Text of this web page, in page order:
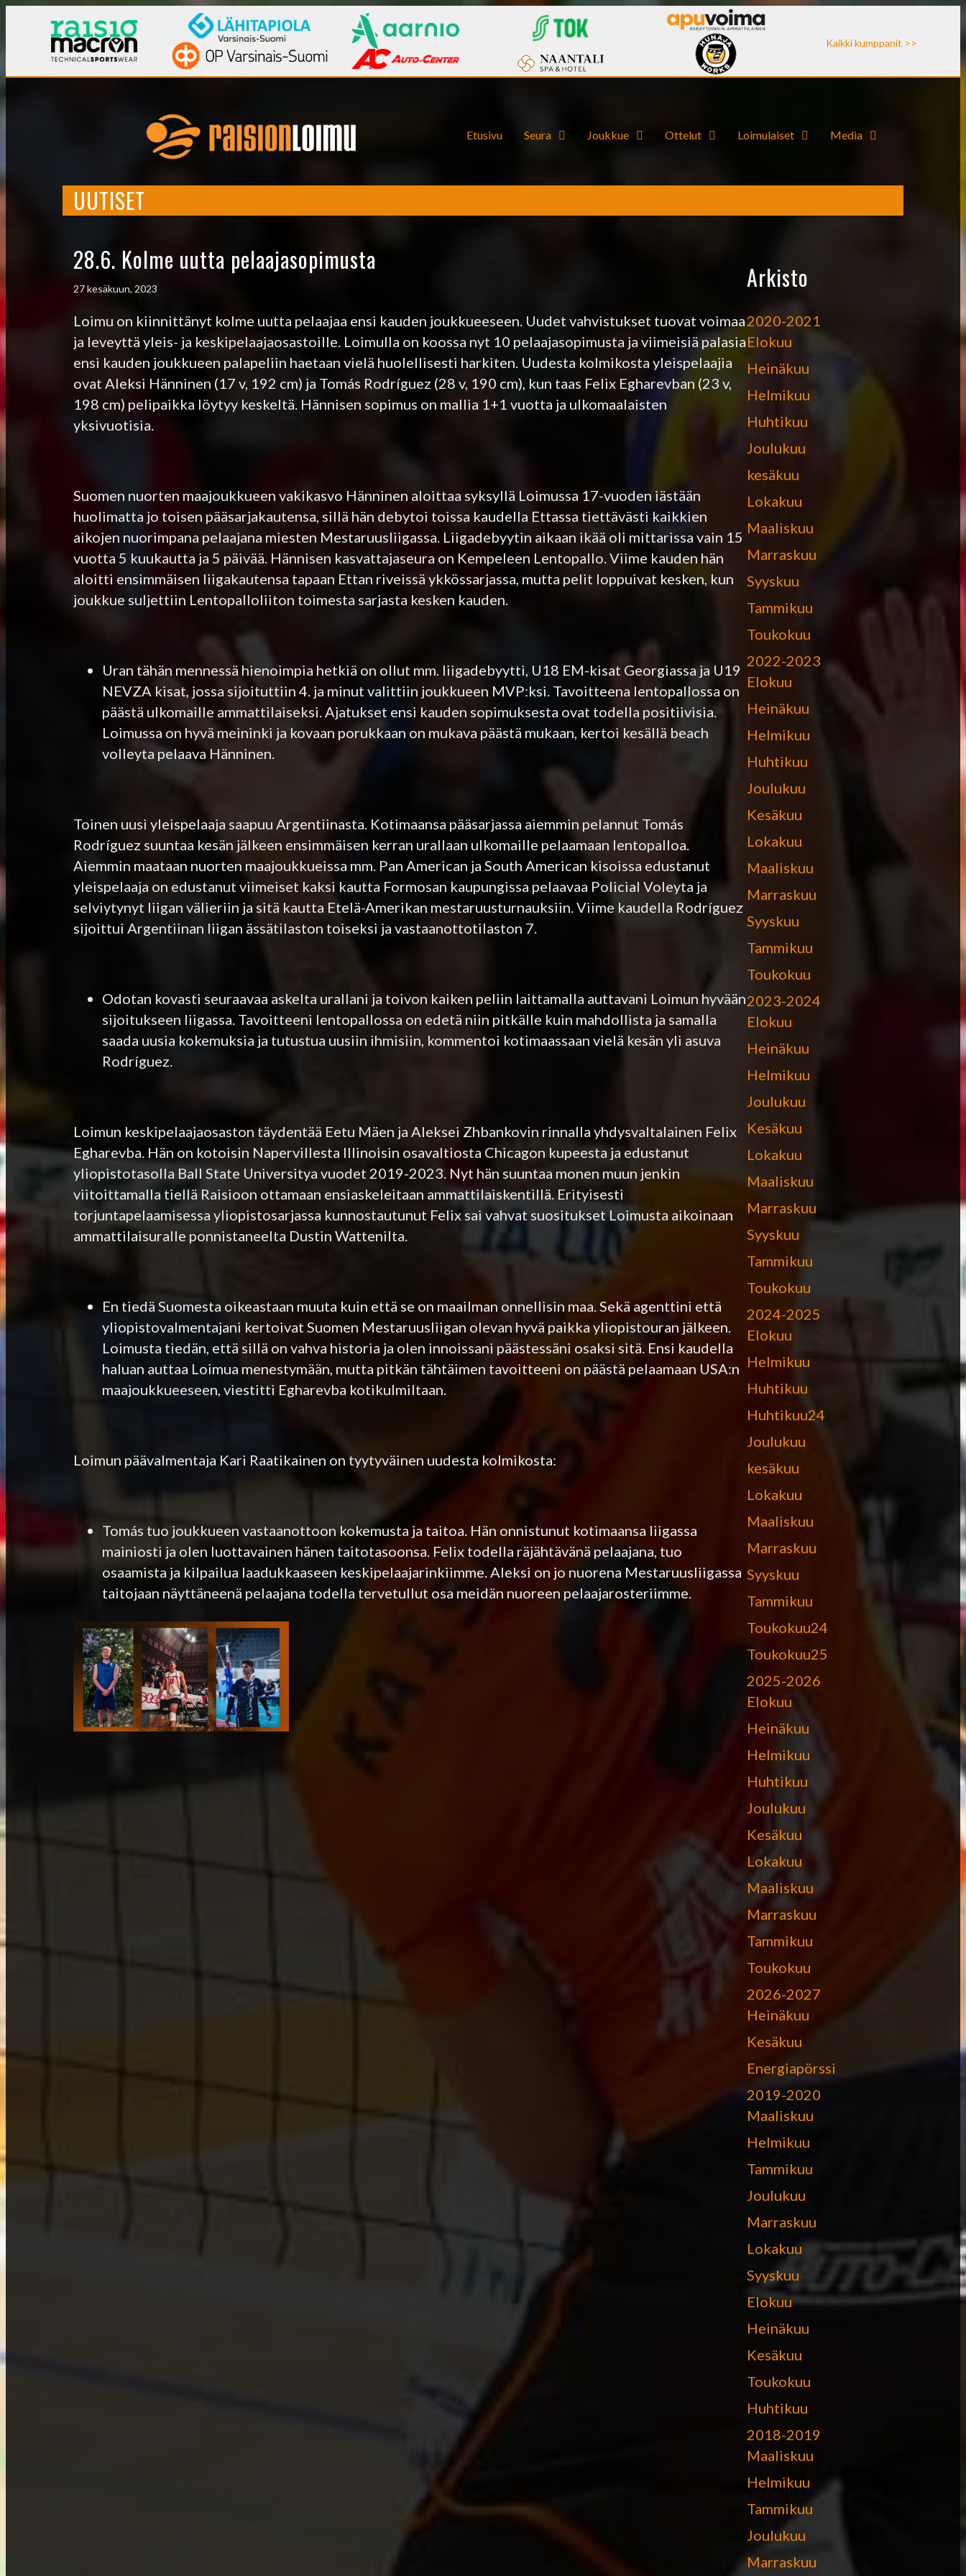
Kaikki kumppanit >>
Etusivu Seura Joukkue Ottelut Loimulaiset Media
UUTISET
28.6. Kolme uutta pelaajasopimusta
27 kesäkuun, 2023
Loimu on kiinnittänyt kolme uutta pelaajaa ensi kauden joukkueeseen. Uudet vahvistukset tuovat voimaa
ja leveyttä yleis- ja keskipelaajaosastoille. Loimulla on koossa nyt 10 pelaajasopimusta ja viimeisiä palasia
ensi kauden joukkueen palapeliin haetaan vielä huolellisesti harkiten. Uudesta kolmikosta yleispelaajia
ovat Aleksi Hänninen (17 v, 192 cm) ja Tomás Rodríguez (28 v, 190 cm), kun taas Felix Egharevban (23 v,
198 cm) pelipaikka löytyy keskeltä. Hännisen sopimus on mallia 1+1 vuotta ja ulkomaalaisten
yksivuotisia.
Suomen nuorten maajoukkueen vakikasvo Hänninen aloittaa syksyllä Loimussa 17-vuoden iästään
huolimatta jo toisen pääsarjakautensa, sillä hän debytoi toissa kaudella Ettassa tiettävästi kaikkien
aikojen nuorimpana pelaajana miesten Mestaruusliigassa. Liigadebyytin aikaan ikää oli mittarissa vain 15
vuotta 5 kuukautta ja 5 päivää. Hännisen kasvattajaseura on Kempeleen Lentopallo. Viime kauden hän
aloitti ensimmäisen liigakautensa tapaan Ettan riveissä ykkössarjassa, mutta pelit loppuivat kesken, kun
joukkue suljettiin Lentopalloliiton toimesta sarjasta kesken kauden.
Uran tähän mennessä hienoimpia hetkiä on ollut mm. liigadebyytti, U18 EM-kisat Georgiassa ja U19
NEVZA kisat, jossa sijoituttiin 4. ja minut valittiin joukkueen MVP:ksi. Tavoitteena lentopallossa on
päästä ulkomaille ammattilaiseksi. Ajatukset ensi kauden sopimuksesta ovat todella positiivisia.
Loimussa on hyvä meininki ja kovaan porukkaan on mukava päästä mukaan, kertoi kesällä beach
volleyta pelaava Hänninen.
Toinen uusi yleispelaaja saapuu Argentiinasta. Kotimaansa pääsarjassa aiemmin pelannut Tomás
Rodríguez suuntaa kesän jälkeen ensimmäisen kerran urallaan ulkomaille pelaamaan lentopalloa.
Aiemmin maataan nuorten maajoukkueissa mm. Pan American ja South American kisoissa edustanut
yleispelaaja on edustanut viimeiset kaksi kautta Formosan kaupungissa pelaavaa Policial Voleyta ja
selviytynyt liigan välieriin ja sitä kautta Etelä-Amerikan mestaruusturnauksiin. Viime kaudella Rodríguez
sijoittui Argentiinan liigan ässätilaston toiseksi ja vastaanottotilaston 7.
Odotan kovasti seuraavaa askelta urallani ja toivon kaiken peliin laittamalla auttavani Loimun hyvään
sijoitukseen liigassa. Tavoitteeni lentopallossa on edetä niin pitkälle kuin mahdollista ja samalla
saada uusia kokemuksia ja tutustua uusiin ihmisiin, kommentoi kotimaassaan vielä kesän yli asuva
Rodríguez.
Loimun keskipelaajaosaston täydentää Eetu Mäen ja Aleksei Zhbankovin rinnalla yhdysvaltalainen Felix
Egharevba. Hän on kotoisin Napervillesta Illinoisin osavaltiosta Chicagon kupeesta ja edustanut
yliopistotasolla Ball State Universitya vuodet 2019-2023. Nyt hän suuntaa monen muun jenkin
viitoittamalla tiellä Raisioon ottamaan ensiaskeleitaan ammattilaiskentillä. Erityisesti
torjuntapelaamisessa yliopistosarjassa kunnostautunut Felix sai vahvat suositukset Loimusta aikoinaan
ammattilaisuralle ponnistaneelta Dustin Wattenilta.
En tiedä Suomesta oikeastaan muuta kuin että se on maailman onnellisin maa. Sekä agenttini että
yliopistovalmentajani kertoivat Suomen Mestaruusliigan olevan hyvä paikka yliopistouran jälkeen.
Loimusta tiedän, että sillä on vahva historia ja olen innoissani päästessäni osaksi sitä. Ensi kaudella
haluan auttaa Loimua menestymään, mutta pitkän tähtäimen tavoitteeni on päästä pelaamaan USA:n
maajoukkueeseen, viestitti Egharevba kotikulmiltaan.
Loimun päävalmentaja Kari Raatikainen on tyytyväinen uudesta kolmikosta:
Tomás tuo joukkueen vastaanottoon kokemusta ja taitoa. Hän onnistunut kotimaansa liigassa
mainiosti ja olen luottavainen hänen taitotasoonsa. Felix todella räjähtävänä pelaajana, tuo
osaamista ja kilpailua laadukkaaseen keskipelaajarinkiimme. Aleksi on jo nuorena Mestaruusliigassa
taitojaan näyttäneenä pelaajana todella tervetullut osa meidän nuoreen pelaajarosteriimme.
Arkisto
2020-2021
Elokuu
Heinäkuu
Helmikuu
Huhtikuu
Joulukuu
kesäkuu
Lokakuu
Maaliskuu
Marraskuu
Syyskuu
Tammikuu
Toukokuu
2022-2023
Elokuu
Heinäkuu
Helmikuu
Huhtikuu
Joulukuu
Kesäkuu
Lokakuu
Maaliskuu
Marraskuu
Syyskuu
Tammikuu
Toukokuu
2023-2024
Elokuu
Heinäkuu
Helmikuu
Joulukuu
Kesäkuu
Lokakuu
Maaliskuu
Marraskuu
Syyskuu
Tammikuu
Toukokuu
2024-2025
Elokuu
Helmikuu
Huhtikuu
Huhtikuu24
Joulukuu
kesäkuu
Lokakuu
Maaliskuu
Marraskuu
Syyskuu
Tammikuu
Toukokuu24
Toukokuu25
2025-2026
Elokuu
Heinäkuu
Helmikuu
Huhtikuu
Joulukuu
Kesäkuu
Lokakuu
Maaliskuu
Marraskuu
Tammikuu
Toukokuu
2026-2027
Heinäkuu
Kesäkuu
Energiapörssi
2019-2020
Maaliskuu
Helmikuu
Tammikuu
Joulukuu
Marraskuu
Lokakuu
Syyskuu
Elokuu
Heinäkuu
Kesäkuu
Toukokuu
Huhtikuu
2018-2019
Maaliskuu
Helmikuu
Tammikuu
Joulukuu
Marraskuu